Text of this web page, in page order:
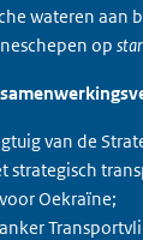
wateren aan
op
van de
strategisch
Oekraïne;